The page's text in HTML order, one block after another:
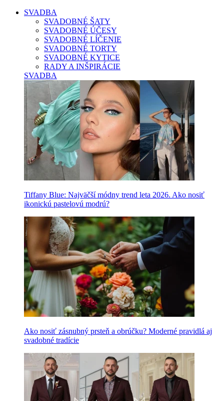
SVADBA
SVADOBNÉ ŠATY
SVADOBNÉ ÚČESY
SVADOBNÉ LÍČENIE
SVADOBNÉ TORTY
SVADOBNÉ KYTICE
RADY A INŠPIRÁCIE
SVADBA
Tiffany Blue: Najväčší módny trend leta 2026. Ako nosiť
ikonickú pastelovú modrú?
Ako nosiť zásnubný prsteň a obrúčku? Moderné pravidlá aj
svadobné tradície